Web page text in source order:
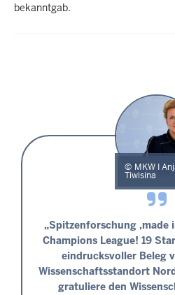
bekanntgab.
MKW I
Tiwisina
„Spitzenforschung ‚made
Champions League! 19
eindrucksvoller Beleg
Wissenschaftsstandort
gratuliere den